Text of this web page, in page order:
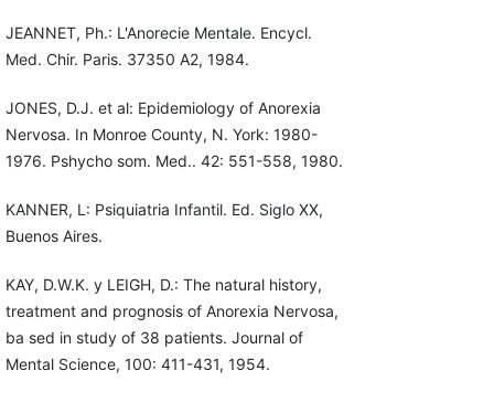
JEANNET, Ph.: L'Anorecie Mentale. Encycl.
Med. Chir. Paris. 37350 A2, 1984.
JONES, D.J. et al: Epidemiology of Anorexia
Nervosa. In Monroe County, N. York: 1980-
1976. Pshycho som. Med.. 42: 551-558, 1980.
KANNER, L: Psiquiatria Infantil. Ed. Siglo XX,
Buenos Aires.
KAY, D.W.K. y LEIGH, D.: The natural history,
treatment and prognosis of Anorexia Nervosa,
ba sed in study of 38 patients. Journal of
Mental Science, 100: 411-431, 1954.